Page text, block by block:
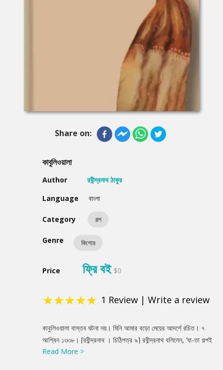
Share on:
কাবুলিওয়ালা
Author
রবীন্দ্রনাথ ঠাকুর
Language
বাংলা
Category গল্প
Genre কিশোর
Price ফ্রি বই $0
★★★★★ 1 Review | Write a review
Product
Summery
কাবুলিওয়ালা বাস্তব ঘটনা নয়। মিনি আমার বড়ো মেয়ের আদর্শে রচিত। ৭
আশ্বিন ১৩৩৮। [রবীন্দ্রনাথ । চিঠিপত্র ৯] রবীন্দ্রনাথ বলিলেন, ‘যা-তা গল্পই
তো গল্প। আমার ভারি Soothing লাগে। ছোটো ছেলের সঙ্গে ছোটো মেয়ের
Read More >